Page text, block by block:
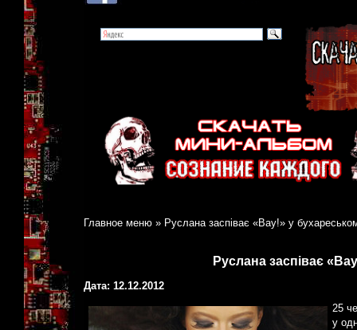
Главное меню » Руслана заспіває «Вау!» у
Руслана заспіває
Дата: 12.12.2012
25
у